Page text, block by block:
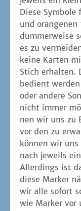
kön­nen wir
nach jeweils
Aller­dings ist
die­se Mar­ker
wir alle sofort
wie Mar­ker vor
unse­re Kar­ten
die ande­ren
ver­su­chen.
gepasst, so
Reli­qui­en
run­de star­ten.
– nach Abzug
erhal­te­ne
me Anzahl an
die Partie.
Das Stich­spiel